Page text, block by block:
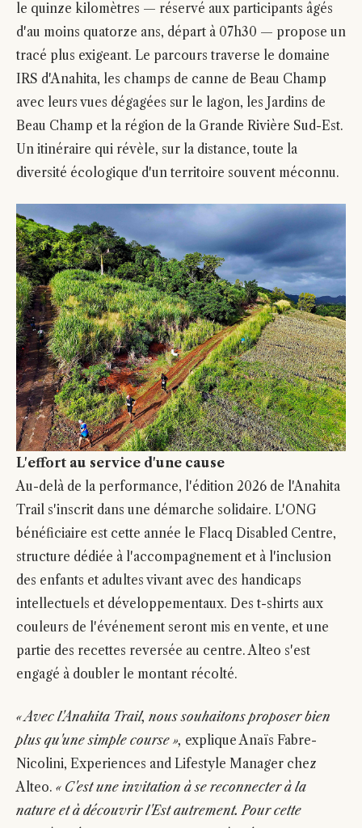
le quinze kilomètres — réservé aux participants âgés
d'au moins quatorze ans, départ à 07h30 — propose un
tracé plus exigeant. Le parcours traverse le domaine
IRS d'Anahita, les champs de canne de Beau Champ
avec leurs vues dégagées sur le lagon, les Jardins de
Beau Champ et la région de la Grande Rivière Sud-Est.
Un itinéraire qui révèle, sur la distance, toute la
diversité écologique d'un territoire souvent méconnu.
L'effort au service d'une cause
Au-delà de la performance, l'édition 2026 de l'Anahita
Trail s'inscrit dans une démarche solidaire. L'ONG
bénéficiaire est cette année le Flacq Disabled Centre,
structure dédiée à l'accompagnement et à l'inclusion
des enfants et adultes vivant avec des handicaps
intellectuels et développementaux. Des t-shirts aux
couleurs de l'événement seront mis en vente, et une
partie des recettes reversée au centre. Alteo s'est
engagé à doubler le montant récolté.
« Avec l'Anahita Trail, nous souhaitons proposer bien
plus qu'une simple course », explique Anaïs Fabre-
Nicolini, Experiences and Lifestyle Manager chez
Alteo. « C'est une invitation à se reconnecter à la
nature et à découvrir l'Est autrement. Pour cette